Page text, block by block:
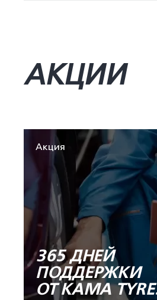
АКЦИИ
Акция
365 ДНЕЙ
ПОДДЕРЖКИ
ОТ KAMA